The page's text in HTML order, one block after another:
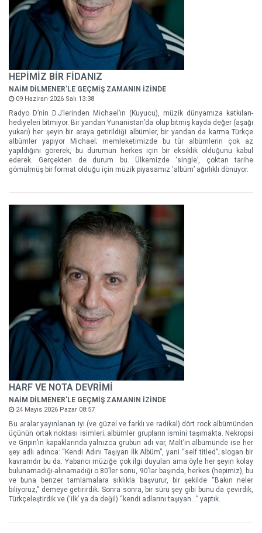
HEPİMİZ BİR FİDANIZ
NAİM DİLMENER'LE GEÇMİŞ ZAMANIN İZİNDE
09 Haziran 2026 Salı 13:38
Radyo D’nin D.J’lerinden Michael’ın (Kuyucu), müzik dünyamıza katkıları-
hediyeleri bitmiyor. Bir yandan Yunanistan’da olup bitmiş kayda değer (aşağı
yukarı) her şeyin bir araya getirildiği albümler, bir yandan da karma Türkçe
albümler yapıyor Michael; memleketimizde bu tür albümlerin çok az
yapıldığını görerek, bu durumun herkes için bir eksiklik olduğunu kabul
ederek. Gerçekten de durum bu. Ülkemizde ‘single’, çoktan tarihe
gömülmüş bir format olduğu için müzik piyasamız ‘albüm’ ağırlıklı dönüyor.
HARF VE NOTA DEVRİMİ
NAİM DİLMENER'LE GEÇMİŞ ZAMANIN İZİNDE
24 Mayıs 2026 Pazar 08:57
Bu aralar yayınlanan iyi (ve güzel ve farklı ve radikal) dört rock albümünden
üçünün ortak noktası isimleri; albümler grupların ismini taşımakta. Nekropsi
ve Gripin’in kapaklarında yalnızca grubun adı var, Malt’ın albümünde ise her
şey adlı adınca: “Kendi Adını Taşıyan İlk Albüm”, yani “self titled”; slogan bir
kavramdır bu da. Yabancı müziğe çok ilgi duyulan ama öyle her şeyin kolay
bulunamadığı-alınamadığı o 80’ler sonu, 90’lar başında, herkes (hepimiz), bu
ve buna benzer tamlamalara sıklıkla başvurur, bir şekilde “Bakın neler
biliyoruz,” demeye getirirdik. Sonra sonra, bir sürü şey gibi bunu da çevirdik,
Türkçeleştirdik ve (‘ilk’ ya da değil) “kendi adlarını taşıyan…” yaptık.